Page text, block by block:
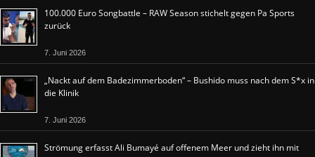
100.000 Euro Songbattle – RAW Season stichelt gegen Pa Sports
zurück
7. Juni 2026
„Nackt auf dem Badezimmerboden“ – Bushido muss nach dem S*x in
die Klinik
7. Juni 2026
Strömung erfasst Ali Bumayé auf offenem Meer und zieht ihn mit